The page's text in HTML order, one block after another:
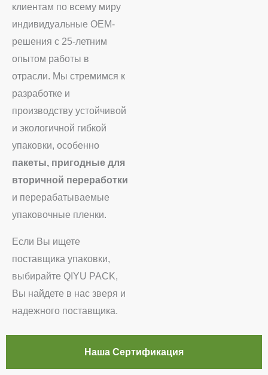
клиентам по всему миру
индивидуальные OEM-
решения с 25-летним
опытом работы в
отрасли. Мы стремимся к
разработке и
производству устойчивой
и экологичной гибкой
упаковки, особенно
пакеты, пригодные для
вторичной переработки
и перерабатываемые
упаковочные пленки.
Если Вы ищете
поставщика упаковки,
выбирайте QIYU PACK,
Вы найдете в нас зверя и
надежного поставщика.
Наша Сертификация